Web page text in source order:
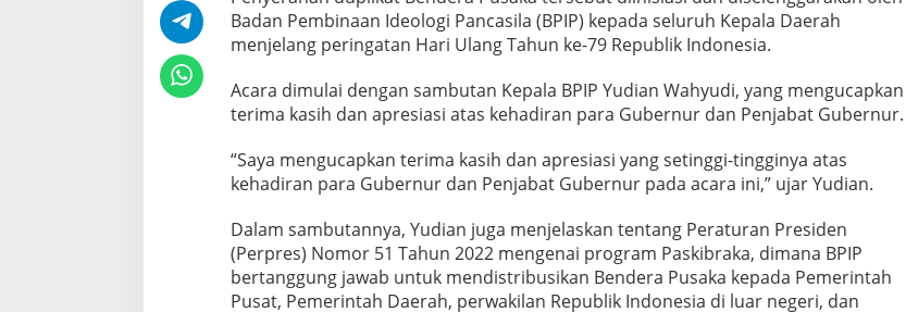
I
n
M
o
n
B
r
s
e
j
a
Badan Pembinaan Ideologi Pancasila (BPIP) kepada seluruh Kepala Daerah
menjelang peringatan Hari Ulang Tahun ke-79 Republik Indonesia.
Acara dimulai dengan sambutan Kepala BPIP Yudian Wahyudi, yang mengucapkan
terima kasih dan apresiasi atas kehadiran para Gubernur dan Penjabat Gubernur.
“Saya mengucapkan terima kasih dan apresiasi yang setinggi-tingginya atas
kehadiran para Gubernur dan Penjabat Gubernur pada acara ini,” ujar Yudian.
Dalam sambutannya, Yudian juga menjelaskan tentang Peraturan Presiden
(Perpres) Nomor 51 Tahun 2022 mengenai program Paskibraka, dimana BPIP
bertanggung jawab untuk mendistribusikan Bendera Pusaka kepada Pemerintah
Pusat, Pemerintah Daerah, perwakilan Republik Indonesia di luar negeri, dan